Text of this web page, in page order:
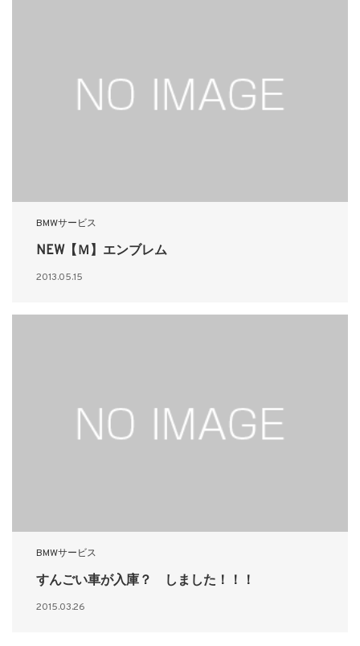
BMWサービス
NEW【Ｍ】エンブレム
2013.05.15
BMWサービス
すんごい車が入庫？ しました！！！
2015.03.26